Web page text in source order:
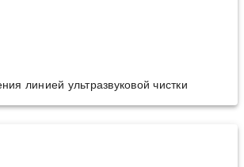
линией ультразвуковой чистки